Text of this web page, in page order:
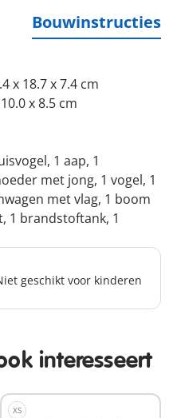
Bouwinstructies
x 18.7 x 7.4 cm
x 8.5 cm
1 aap, 1
met jong, 1 vogel, 1
met vlag, 1 boom
1 brandstoftank, 1
geschikt voor kinderen
interesseert
XS